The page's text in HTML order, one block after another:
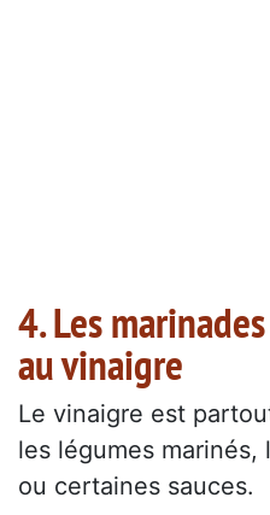
4. Les
au vinaigre
Le vinaigre est
les légumes marinés,
ou certaines sauces.